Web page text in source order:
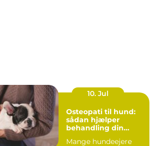
10. Jul
Osteopati til hund:
sådan hjælper
behandling din
Mange hundeejere